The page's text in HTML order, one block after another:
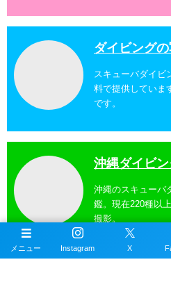
ダイビング
スキューバダイビ
料で提供していま
です。
沖縄ダイビ
沖縄のスキューバ
鑑。現在220種以
撮影。
メニュー Instagram X